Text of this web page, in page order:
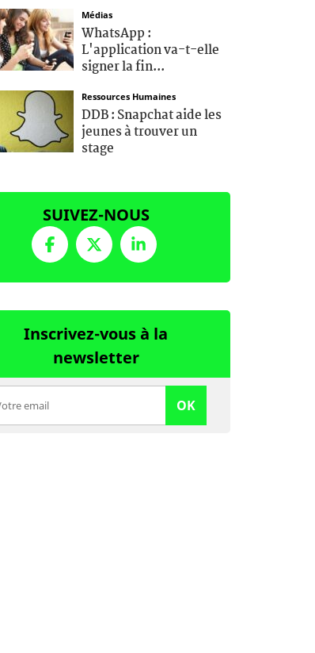
Médias
WhatsApp :
L'application va-t-elle
signer la fin...
Ressources Humaines
DDB : Snapchat aide les
jeunes à trouver un
stage
SUIVEZ-NOUS
Inscrivez-vous à la
newsletter
OK